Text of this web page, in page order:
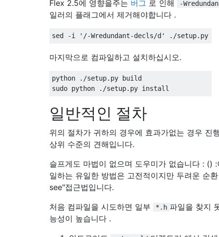
Flex 2.5에 영향을주는 버그 로 인해 -
일러의 플래그에서 제거해야합니다 .
마지막으로 컴파일하고 설치하십시오.
python ./setup.py build
일반적인 절차
위의 절차가 귀하의 경우에 효과가없는 경우 진
상위 수준의 견해입니다.
슬프게도 마법이 없으며 도우미가 없습니다 : ()
일하는 유일한 방법은 고전적이지만 두려운 순
see"접근법입니다.
처음 컴파일을 시도하면 일부
*.h 파일을 찾지
능성이 높습니다 .